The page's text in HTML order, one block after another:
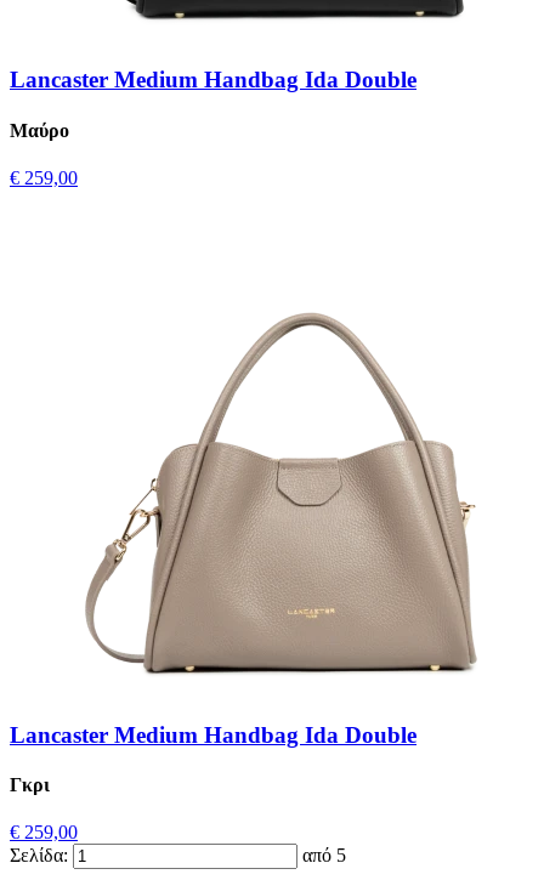
Lancaster Medium Handbag Ida Double
Μαύρο
€ 259,00
Lancaster Medium Handbag Ida Double
Γκρι
€ 259,00
Σελίδα:
από 5